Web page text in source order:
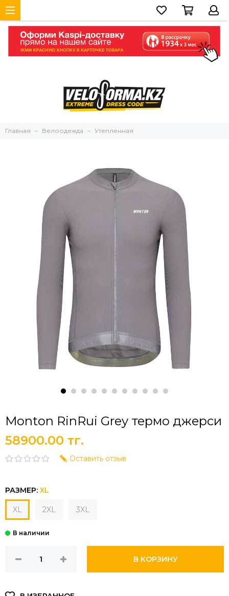
Главная Велоодежда Утепленная
Monton RinRui Grey термо джерси
58900.00 тг.
Оставить отзыв
РАЗМЕР: XL
XL 2XL 3XL
В КОРЗИНУ